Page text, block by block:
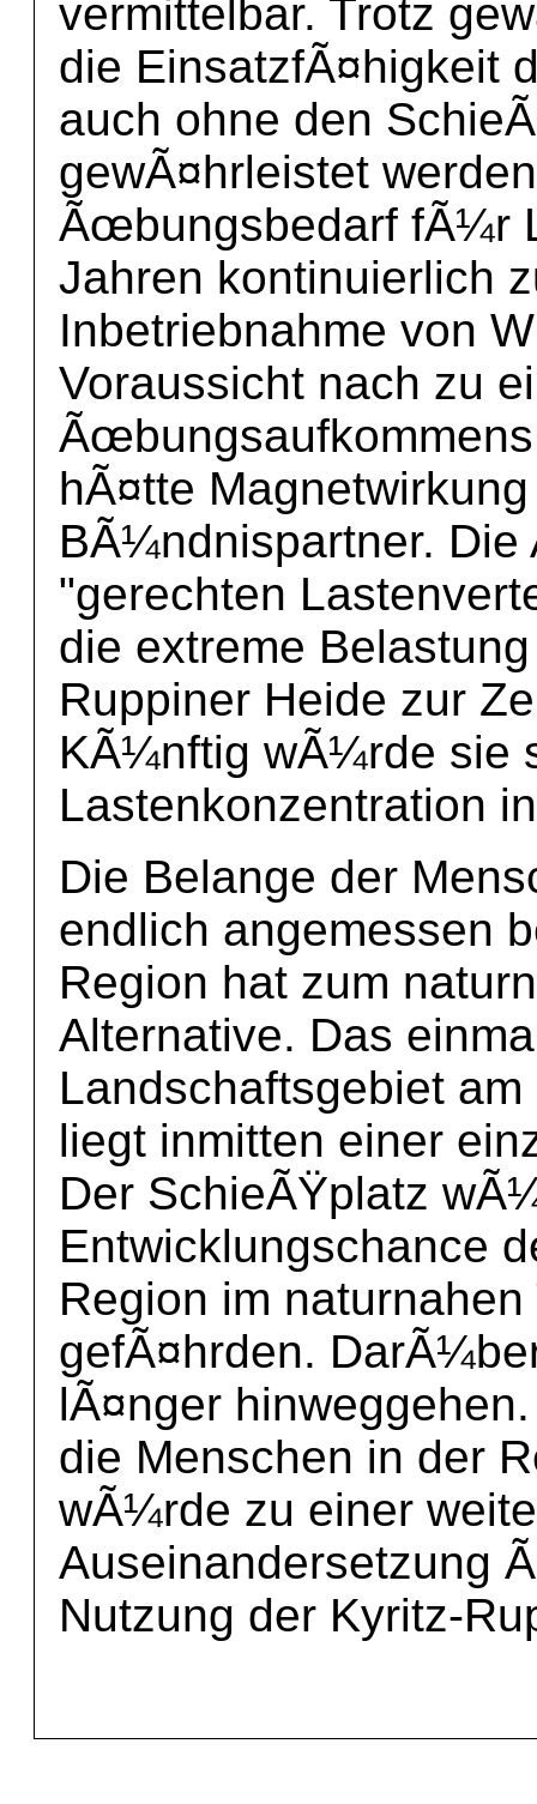
vermittelbar. Trotz
die EinsatzfÃ¤higkeit
auch ohne den
gewÃ¤hrleistet
Ãœbungsbedarf fÃ¼r
Jahren kontinuierlich
Inbetriebnahme von
Voraussicht nach zu
hÃ¤tte
BÃ¼ndnispartner. Die
"gerechten
die extreme
Ruppiner Heide zur
KÃ¼nftig wÃ¼rde sie
Lastenkonzentration
Die Belange der
endlich angemessen
Region hat zum
Alternative. Das
Landschaftsgebiet
liegt inmitten einer
Der SchieÃŸplatz
Entwicklungschance
Region im
gefÃ¤hrden.
lÃ¤nger
die Menschen in der
wÃ¼rde zu einer
Auseinandersetzung
Nutzung der Kyritz-